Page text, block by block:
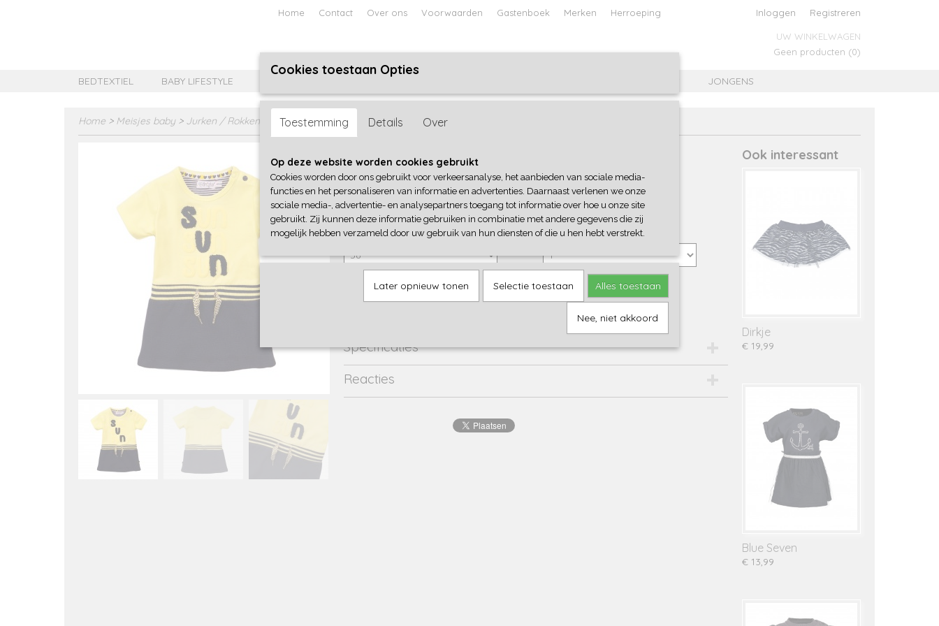
Home Contact Over ons Voorwaarden Gastenboek Merken Herroeping Inloggen Registreren
UW WINKELWAGEN
Geen producten (0)
BEDTEXTIEL BABY LIFESTYLE JONGENS BABY JONGENS
Home > Meisjes baby> Jurken / Rokken/ Jumpsuit>Dirkje
Dirkje
€ 19,99 (inclusief btw 21%)
✓Op voorraad
Dirkje Aantal
IN WINKELWAGEN
Specificaties
EAN code
Productcode leverancier
38326
Reacties
Ook interessant
Dirkje
€ 19,99
Blue Seven
€ 13,99
Cookies toestaan Opties
Toestemming Details Over
Op deze website worden cookies gebruikt
Cookies worden door ons gebruikt voor verkeersanalyse, het aanbieden van sociale media-
functies en het personaliseren van informatie en advertenties. Daarnaast verlenen we onze
sociale media-, advertentie- en analysepartners toegang tot informatie over hoe u onze site
gebruikt. Zij kunnen deze informatie gebruiken in combinatie met andere gegevens die zij
mogelijk hebben verzameld door uw gebruik van hun diensten of die u hen hebt verstrekt.
Later opnieuw tonen Selectie toestaan Alles toestaan
Nee, niet akkoord